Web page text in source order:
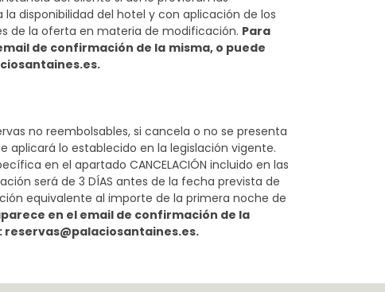
la disponibilidad del hotel y con aplicación de los
de la oferta en materia de modificación. Para
de confirmación de la misma, o puede
no reembolsables, si cancela o no se presenta
aplicará lo establecido en la legislación vigente.
en el apartado CANCELACIÓN incluido en las
será de 3 DÍAS antes de la fecha prevista de
equivalente al importe de la primera noche de
en el email de confirmación de la
reservas@palaciosantaines.es.